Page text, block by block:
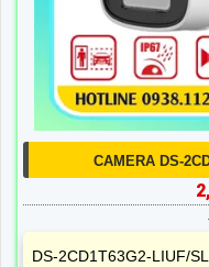
CAMERA DS-
DS-2CD1T63G2-LIUF/